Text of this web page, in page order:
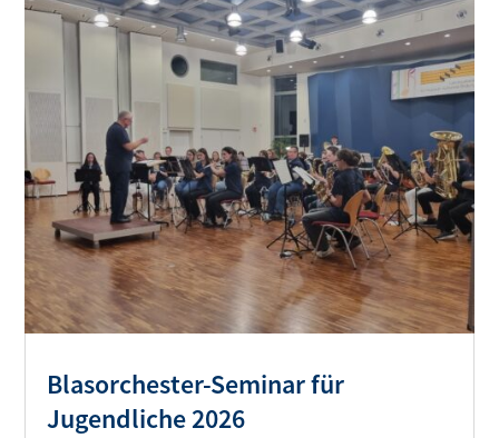
Blasorchester-Seminar für
Jugendliche 2026